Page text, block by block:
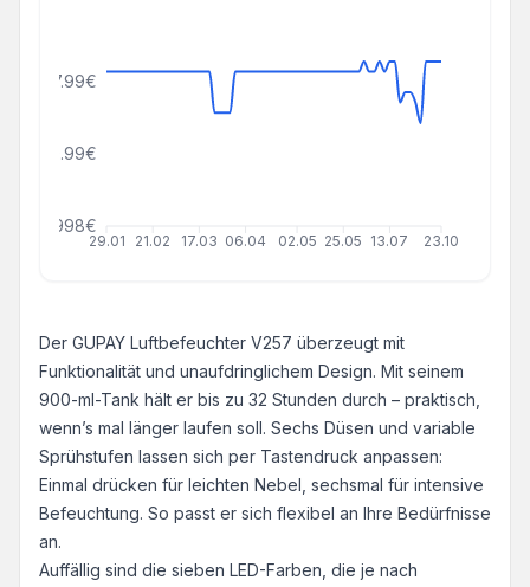
29.01 21.02 17.03 06.04 02.05 25.05 13.07 23.10
20.99€
27.99€
Der GUPAY Luftbefeuchter V257 überzeugt mit
Funktionalität und unaufdringlichem Design. Mit seinem
900-ml-Tank hält er bis zu 32 Stunden durch – praktisch,
wenn’s mal länger laufen soll. Sechs Düsen und variable
Sprühstufen lassen sich per Tastendruck anpassen:
Einmal drücken für leichten Nebel, sechsmal für intensive
Befeuchtung. So passt er sich flexibel an Ihre Bedürfnisse
an.
Auffällig sind die sieben LED-Farben, die je nach